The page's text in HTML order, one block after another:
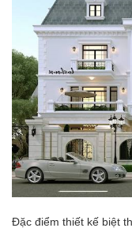
Đặc điểm thiết kế biệt